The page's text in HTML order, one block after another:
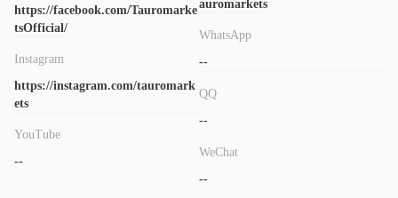
最低入金額は
です。Tauro Marketsは、Visa、銀行振込、
関連する手数料は不明です。
https://facebook.com/Tauromarke
tsOfficial/
Instagram
https://instagram.com/tauromark
ets
YouTube
--
auromarkets
WhatsApp
--
QQ
--
WeChat
--